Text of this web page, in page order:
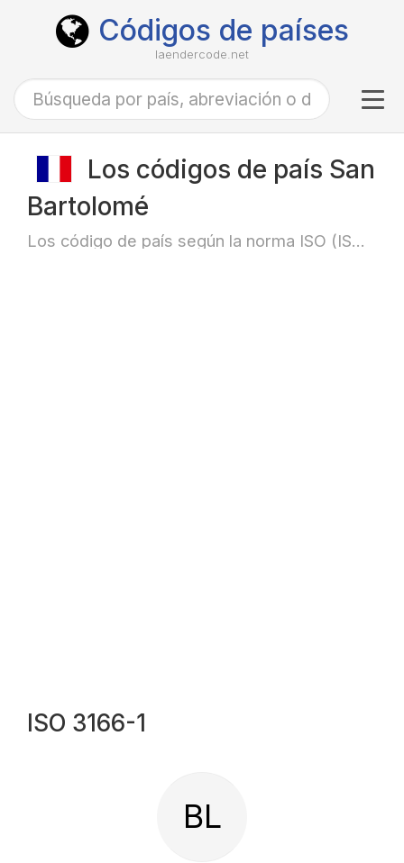
Códigos de países
laendercode.net
Los códigos de país San
Bartolomé
Los código de país según la norma ISO (ISO-3166)
ISO 3166-1
BL